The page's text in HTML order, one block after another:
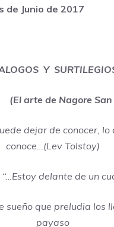
de Junio de 2017
Y
de Nagore San
dejar de conocer, lo
conoce…(Lev Tolstoy)
delante de un
que preludia los
payaso